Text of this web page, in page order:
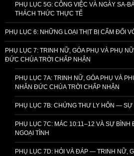
PHỤ LỤC 5G: CÔNG VIỆC VÀ NGÀY SA-
THÁCH THỨC THỰC TẾ
PHỤ LỤC 6: NHỮNG LOẠI THỊT BỊ CẤM ĐỐI
PHỤ LỤC 7: TRINH NỮ, GÓA PHỤ VÀ PHỤ
ĐỨC CHÚA TRỜI CHẤP NHẬN
PHỤ LỤC 7A: TRINH NỮ, GÓA PHỤ VÀ
NHÂN ĐỨC CHÚA TRỜI CHẤP NHẬN
PHỤ LỤC 7B: CHỨNG THƯ LY HÔN — SỰ
PHỤ LỤC 7C: MÁC 10:11–12 VÀ SỰ BÌNH
NGOẠI TÌNH
PHỤ LỤC 7D: HỎI VÀ ĐÁP — TRINH NỮ,